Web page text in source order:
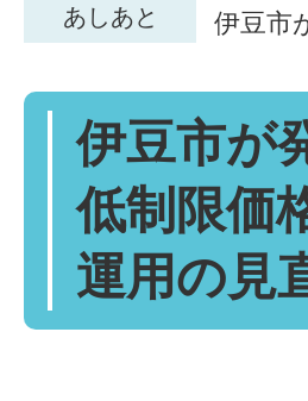
あしあと 伊豆市
伊豆市が
低制限価
運用の見